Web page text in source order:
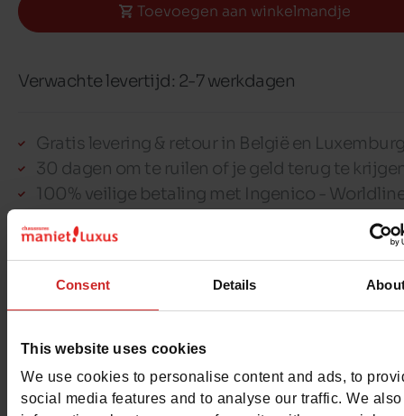
Consent Details
This website uses cookies
We use cookies to personalise content and ads, to
social media features and to analyse our traffic. We
Toevoegen aan winkelmandje
Verwachte levertijd: 2-7 werkdagen
Gratis levering & retour in België en
30 dagen om te ruilen of je geld terug te
100% veilige betaling met Ingenico -
Detail